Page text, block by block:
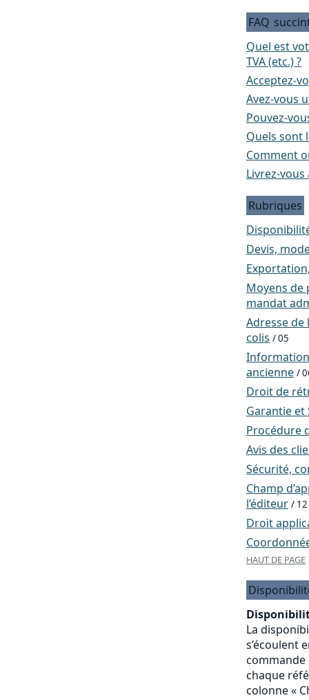
FAQ
Quel est
TVA (etc.) ?
Acceptez-
Avez-vous
Pouvez-
Quels sont
Comment
Livrez-vous
Rubriques
Devis,
Moyens de
mandat
Adresse
colis / 05
ancienne /
Droit de
Garantie et
Procédure
Avis des
Sécurité,
Champ
l’éditeur / 12
Droit
HAUT DE PAGE
La
s’écoulent
commande
chaque
colonne «